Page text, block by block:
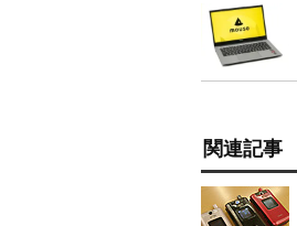
関連記事